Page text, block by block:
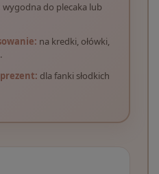
wygodna do plecaka lub
na kredki, ołówki,
dla fanki słodkich